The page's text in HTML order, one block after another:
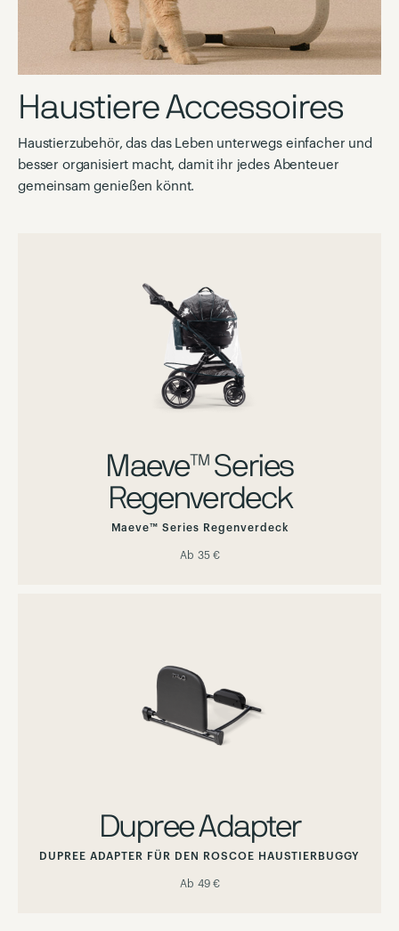
Haustiere Accessoires
Haustierzubehör, das das Leben unterwegs einfacher und
besser organisiert macht, damit ihr jedes Abenteuer
gemeinsam genießen könnt.
Maeve™ Series
Regenverdeck
Maeve™ Series Regenverdeck
Ab 35 €
Dupree Adapter
DUPREE ADAPTER FÜR DEN ROSCOE HAUSTIERBUGGY
Ab 49 €